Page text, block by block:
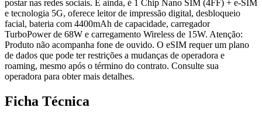
postar nas redes sociais. E ainda, é 1 Chip Nano SIM (4FF) + e-SIM
e tecnologia 5G, oferece leitor de impressão digital, desbloqueio
facial, bateria com 4400mAh de capacidade, carregador
TurboPower de 68W e carregamento Wireless de 15W. Atenção:
Produto não acompanha fone de ouvido. O eSIM requer um plano
de dados que pode ter restrições a mudanças de operadora e
roaming, mesmo após o término do contrato. Consulte sua
operadora para obter mais detalhes.
Ficha Técnica